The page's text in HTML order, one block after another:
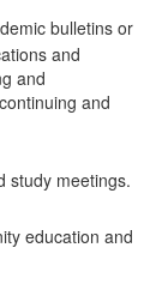
bulletins or
and
and
and
study meetings.
education and